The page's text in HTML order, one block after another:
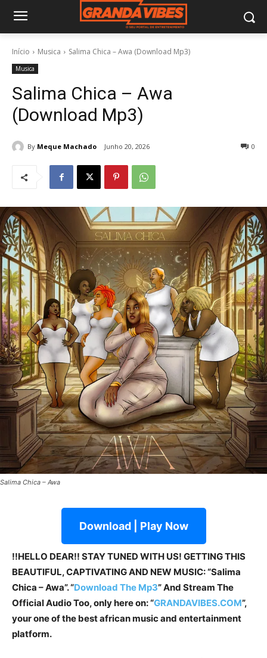
Início Musica Salima Chica – Awa (Download Mp3)
Musica
Salima Chica – Awa
(Download Mp3)
By Meque Machado Junho 20, 2026 0
Salima Chica – Awa
Download | Play Now
!!HELLO DEAR!! STAY TUNED WITH US! GETTING THIS
BEAUTIFUL, CAPTIVATING AND NEW MUSIC: “Salima
Chica – Awa”. “Download The Mp3” And Stream The
Official Audio Too, only here on: “GRANDAVIBES.COM”,
your one of the best african music and entertainment
platform.